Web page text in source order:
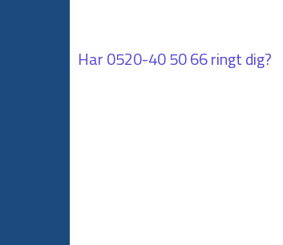
Har0520-40 50 66ringt dig?